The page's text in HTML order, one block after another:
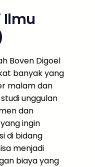
Ilmu
Boven Digoel
banyak yang
malam dan
unggulan
dan
ingin
di bidang
menjadi
biaya yang